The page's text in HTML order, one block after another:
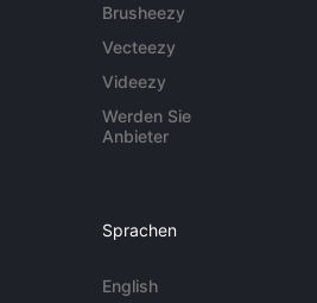
Brusheezy
Vecteezy
Videezy
Werden Sie
Anbieter
Sprachen
English